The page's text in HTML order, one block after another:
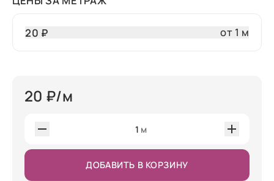
20 ₽ от 1 м
20 ₽/м
1 м
ДОБАВИТЬ В КОРЗИНУ